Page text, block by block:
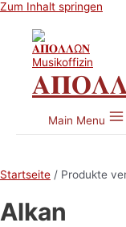
Zum Inhalt springen
Main Menu
Startseite / Produkte
Alkan